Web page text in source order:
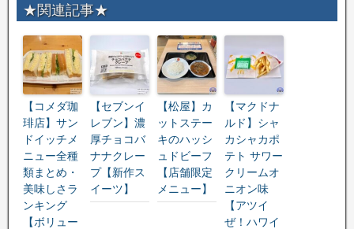
★関連記事★
【コメダ珈
琲店】サン
ドイッチメ
ニュー全種
類まとめ・
美味しさラ
ンキング
【ボリュー
【セブンイ
レブン】濃
厚チョコバ
ナナクレー
プ【新作ス
イーツ】
【松屋】カ
ットステー
キのハッシ
ュドビーフ
【店舗限定
メニュー】
【マクドナ
ルド】シャ
カシャカポ
テト サワー
クリームオ
ニオン味
【アツイ
ぜ！ハワイ